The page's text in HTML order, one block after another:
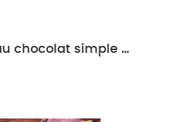
recettes de tartes au chocolat simple à réaliser